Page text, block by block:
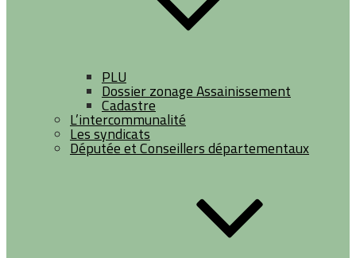
PLU
Dossier zonage Assainissement
Cadastre
L’intercommunalité
Les syndicats
Députée et Conseillers départementaux